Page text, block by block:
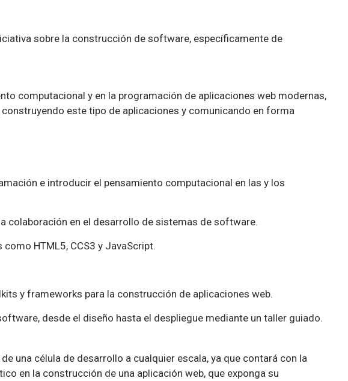
sobre la construcción de software, específicamente de
computacional y en la programación de aplicaciones web modernas,
este tipo de aplicaciones y comunicando en forma
e introducir el pensamiento computacional en las y los
colaboración en el desarrollo de sistemas de software.
HTML5, CCS3 y JavaScript.
y frameworks para la construcción de aplicaciones web.
desde el diseño hasta el despliegue mediante un taller guiado.
una célula de desarrollo a cualquier escala, ya que contará con la
en la construcción de una aplicación web, que exponga su